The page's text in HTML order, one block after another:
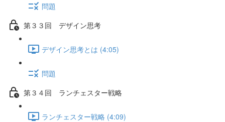
問題
第３３回 デザイン思考
デザイン思考とは (4:05)
問題
第３４回 ランチェスター戦略
ランチェスター戦略 (4:09)